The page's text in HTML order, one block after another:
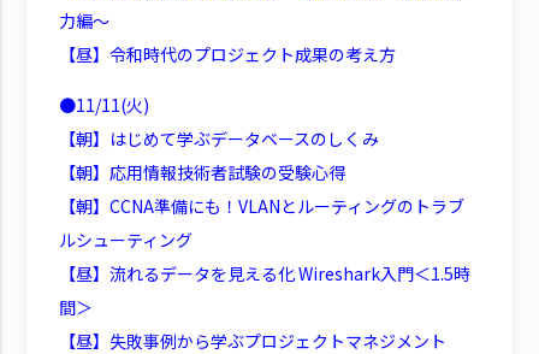
力編～
【昼】令和時代のプロジェクト成果の考え方
●11/11(火)
【朝】はじめて学ぶデータベースのしくみ
【朝】応用情報技術者試験の受験心得
【朝】CCNA準備にも！VLANとルーティングのトラブ
ルシューティング
【昼】流れるデータを見える化 Wireshark入門＜1.5時
間＞
【昼】失敗事例から学ぶプロジェクトマネジメント